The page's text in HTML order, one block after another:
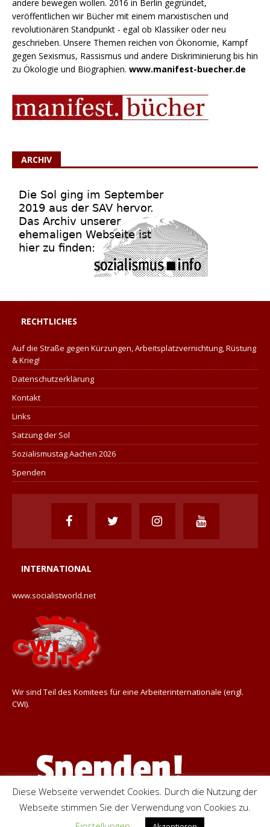
andere bewegen wollen. 2016 in Berlin gegründet,
veröffentlichen wir Bücher mit einem marxistischen und
revolutionären Standpunkt - egal ob Klassiker oder neu
geschrieben. Unsere Themen reichen von Ökonomie, Kampf
gegen Sexismus, Rassismus und andere Diskriminierung bis hin
zu Ökologie und Biographien. www.manifest-buecher.de
ARCHIV
RECHTLICHES
Auf die Straße gegen Kürzungen, Arbeitsplatzvernichtung, Rüstung
& Krieg!
Datenschutzerklärung
Kontakt
Links
Satzung der Sol
Sozialismustag Aachen 2026
Spenden
INTERNATIONAL
www.socialistworld.net
Wir sind Teil des Komitees für eine Arbeiterinternationale (engl.
CWI).
Diese Webseite verwendet Cookies. Durch die Nutzung der
Webseite stimmen Sie der Verwendung von Cookies zu.